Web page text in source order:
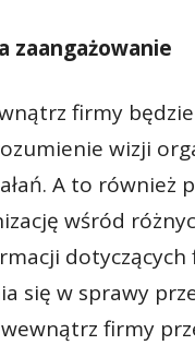
zaangażowanie
firmy
wizji
A to również
wśród
dotyczących
się w sprawy
firmy